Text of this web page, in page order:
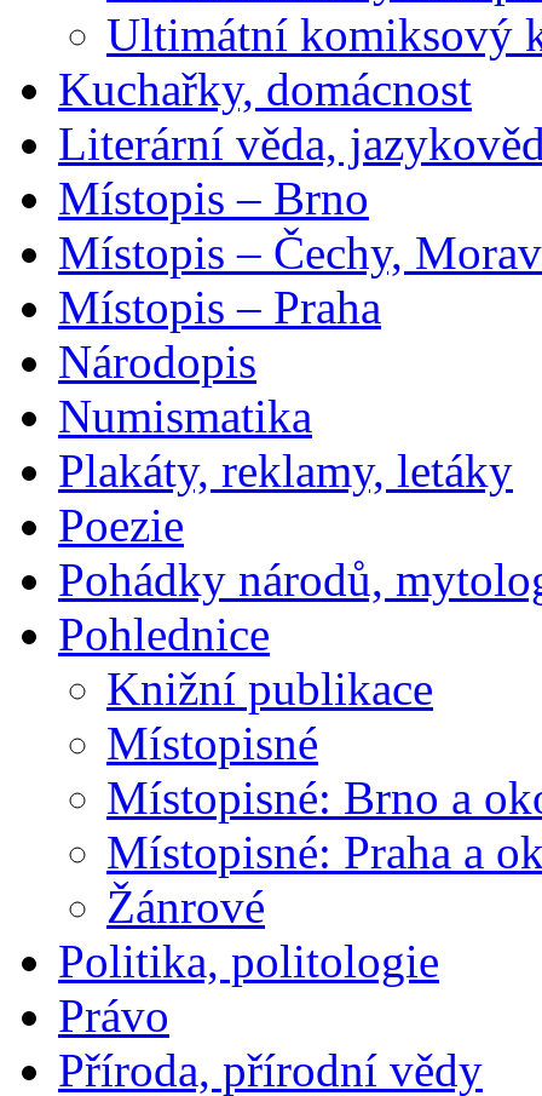
Ultimátní komiksový
Kuchařky, domácnost
Literární věda,
Místopis – Brno
Místopis – Čechy,
Místopis – Praha
Národopis
Numismatika
Plakáty, reklamy, letáky
Poezie
Pohádky národů,
Pohlednice
Knižní publikace
Místopisné
Místopisné: Brno a
Místopisné: Praha a
Žánrové
Politika, politologie
Právo
Příroda, přírodní vědy